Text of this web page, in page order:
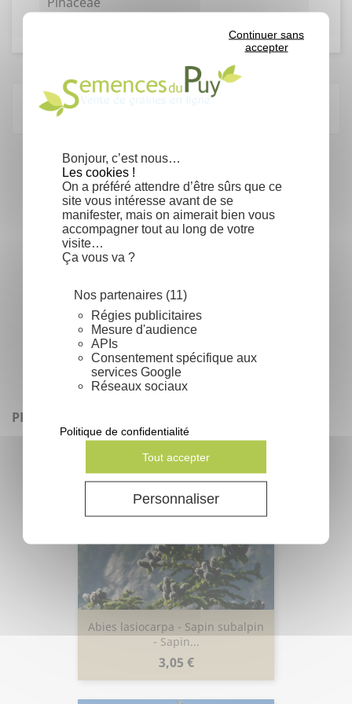
Bonjour, c’est nous…
Les cookies !
On a préféré attendre d’être sûrs que ce
site vous intéresse avant de se
manifester, mais on aimerait bien vous
accompagner tout au long de votre
visite…
Ça vous va ?
Nos partenaires (11)
Régies publicitaires
Mesure d'audience
APIs
Consentement spécifique aux
services Google
Réseaux sociaux
Tout accepter
Continuer sans
accepter
Personnaliser
Politique de confidentialité
Articles du blog en relation
La Stratification
En lire plus
PRODUITS SIMILAIRES
Abies lasiocarpa - Sapin subalpin
- Sapin...
Prix
3,05 €